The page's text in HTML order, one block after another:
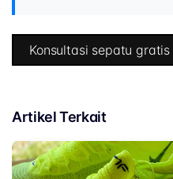
Konsultasi sepatu gratis
Artikel Terkait